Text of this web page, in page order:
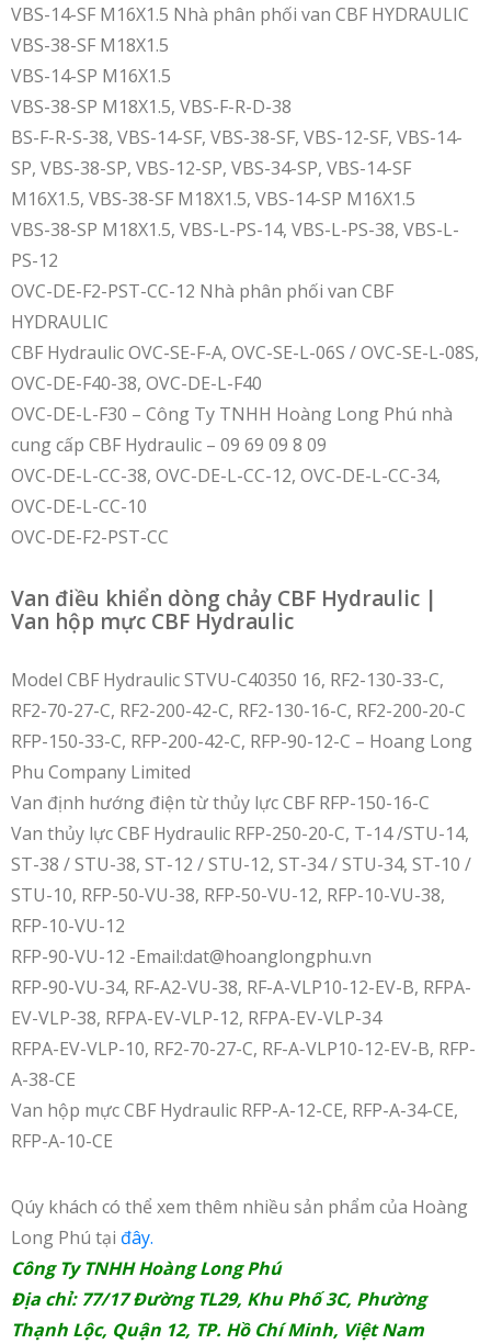
VBS-14-SF M16X1.5 Nhà phân phối van CBF HYDRAULIC
VBS-38-SF M18X1.5
VBS-14-SP M16X1.5
VBS-38-SP M18X1.5, VBS-F-R-D-38
BS-F-R-S-38, VBS-14-SF, VBS-38-SF, VBS-12-SF, VBS-14-
SP, VBS-38-SP, VBS-12-SP, VBS-34-SP, VBS-14-SF
M16X1.5, VBS-38-SF M18X1.5, VBS-14-SP M16X1.5
VBS-38-SP M18X1.5, VBS-L-PS-14, VBS-L-PS-38, VBS-L-
PS-12
OVC-DE-F2-PST-CC-12 Nhà phân phối van CBF
HYDRAULIC
CBF Hydraulic OVC-SE-F-A, OVC-SE-L-06S / OVC-SE-L-08S,
OVC-DE-F40-38, OVC-DE-L-F40
OVC-DE-L-F30 – Công Ty TNHH Hoàng Long Phú nhà
cung cấp CBF Hydraulic – 09 69 09 8 09
OVC-DE-L-CC-38, OVC-DE-L-CC-12, OVC-DE-L-CC-34,
OVC-DE-L-CC-10
OVC-DE-F2-PST-CC
Van điều khiển dòng chảy CBF Hydraulic |
Van hộp mực CBF Hydraulic
Model CBF Hydraulic STVU-C40350 16, RF2-130-33-C,
RF2-70-27-C, RF2-200-42-C, RF2-130-16-C, RF2-200-20-C
RFP-150-33-C, RFP-200-42-C, RFP-90-12-C – Hoang Long
Phu Company Limited
Van định hướng điện từ thủy lực CBF RFP-150-16-C
Van thủy lực CBF Hydraulic RFP-250-20-C, T-14 /STU-14,
ST-38 / STU-38, ST-12 / STU-12, ST-34 / STU-34, ST-10 /
STU-10, RFP-50-VU-38, RFP-50-VU-12, RFP-10-VU-38,
RFP-10-VU-12
RFP-90-VU-12 -Email:dat@hoanglongphu.vn
RFP-90-VU-34, RF-A2-VU-38, RF-A-VLP10-12-EV-B, RFPA-
EV-VLP-38, RFPA-EV-VLP-12, RFPA-EV-VLP-34
RFPA-EV-VLP-10, RF2-70-27-C, RF-A-VLP10-12-EV-B, RFP-
A-38-CE
Van hộp mực CBF Hydraulic RFP-A-12-CE, RFP-A-34-CE,
RFP-A-10-CE
Qúy khách có thể xem thêm nhiều sản phẩm của Hoàng
Long Phú tại đây.
Công Ty TNHH Hoàng Long Phú
Địa chỉ: 77/17 Đường TL29, Khu Phố 3C, Phường
Thạnh Lộc, Quận 12, TP. Hồ Chí Minh, Việt Nam